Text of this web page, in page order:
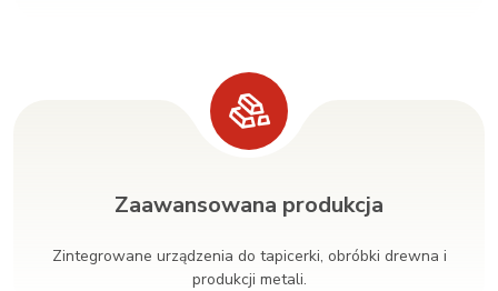
Zaawansowana produkcja
Zintegrowane urządzenia do tapicerki, obróbki drewna i
produkcji metali.